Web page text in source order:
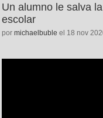
Un alumno le salva
escolar
por michaelbuble el 18 nov